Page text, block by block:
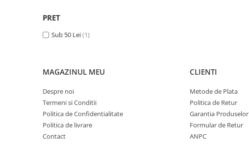
LED Omologat RAR
Truse de Scule
Restaurare Faruri
PRET
Sub 50 Lei(1)
MAGAZINUL MEU
Despre noi
Termeni si Conditii
Politica de Confidentialitate
Politica de livrare
Contact
CLIENTI
Metode de Plata
Politica de Retur
Garantia Produselor
Formular de Retur
ANPC